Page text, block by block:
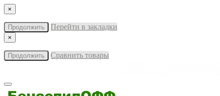
×
Продолжить Перейти в закладки
×
Продолжить Сравнить товары